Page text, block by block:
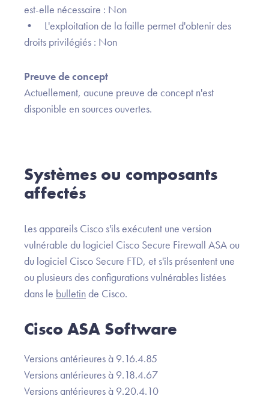
est-elle nécessaire : Non
• L'exploitation de la faille permet d'obtenir des
droits privilégiés : Non
Preuve de concept
Actuellement, aucune preuve de concept n'est
disponible en sources ouvertes.
Systèmes ou composants
affectés
Les appareils Cisco s'ils exécutent une version
vulnérable du logiciel Cisco Secure Firewall ASA ou
du logiciel Cisco Secure FTD, et s'ils présentent une
ou plusieurs des configurations vulnérables listées
dans le bulletinde Cisco.
Cisco ASA Software
Versions antérieures à 9.16.4.85
Versions antérieures à 9.18.4.67
Versions antérieures à 9.20.4.10